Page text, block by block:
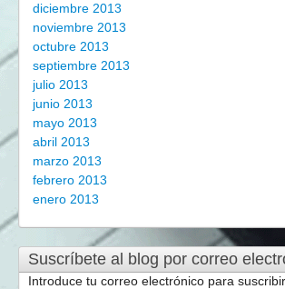
diciembre 2013
noviembre 2013
octubre 2013
septiembre 2013
julio 2013
junio 2013
mayo 2013
abril 2013
marzo 2013
febrero 2013
enero 2013
Suscríbete al blog por correo
Introduce tu correo electrónico para